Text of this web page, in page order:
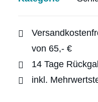
von 65,- €
14 Tage
inkl.